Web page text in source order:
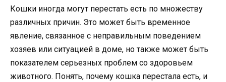
Кошки иногда могут перестать есть по множеству
различных причин. Это может быть временное
явление, связанное с неправильным поведением
хозяев или ситуацией в доме, но также может быть
показателем серьезных проблем со здоровьем
животного. Понять, почему кошка перестала есть, и